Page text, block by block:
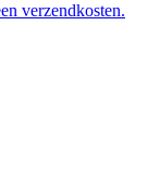
verzendkosten.